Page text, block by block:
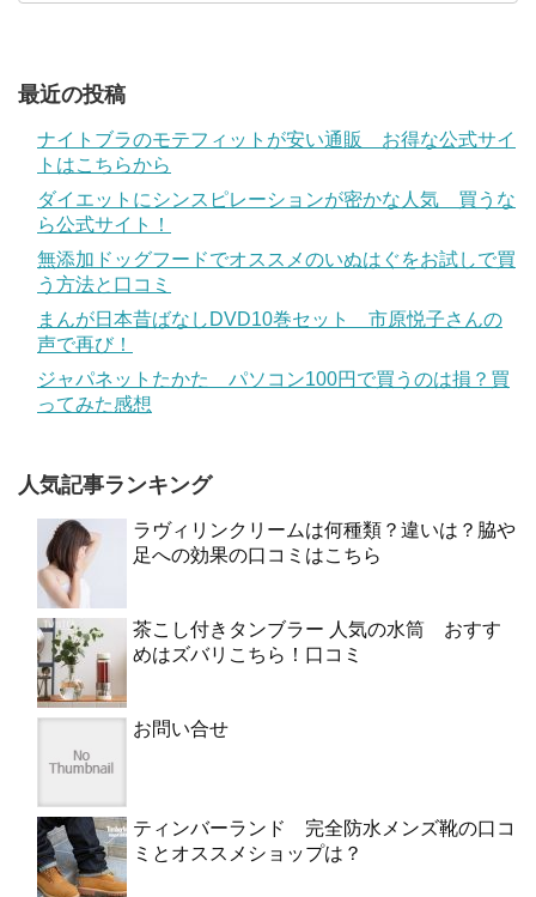
最近の投稿
ナイトブラのモテフィットが安い通販 お得な公式サイ
トはこちらから
ダイエットにシンスピレーションが密かな人気 買うな
ら公式サイト！
無添加ドッグフードでオススメのいぬはぐをお試しで買
う方法と口コミ
まんが日本昔ばなしDVD10巻セット 市原悦子さんの
声で再び！
ジャパネットたかた パソコン100円で買うのは損？買
ってみた感想
人気記事ランキング
ラヴィリンクリームは何種類？違いは？脇や
足への効果の口コミはこちら
茶こし付きタンブラー 人気の水筒 おすす
めはズバリこちら！口コミ
お問い合せ
ティンバーランド 完全防水メンズ靴の口コ
ミとオススメショップは？